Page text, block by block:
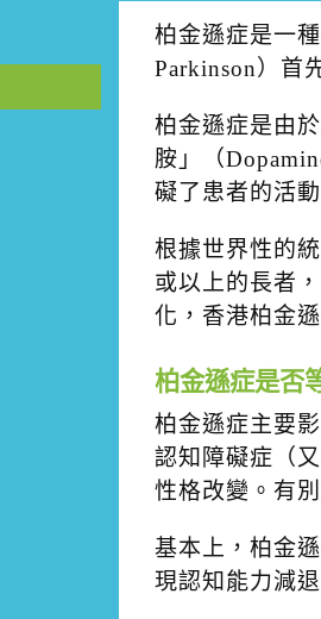
柏金遜症是一
Parkinson）首
柏金遜症是由
胺」（
礙了患者的活動
根據世界性的
或以上的長者
化，香港柏金
柏金遜症是否
柏金遜症主要
認知障礙症（
性格改變。有
基本上，柏金
現認知能力減